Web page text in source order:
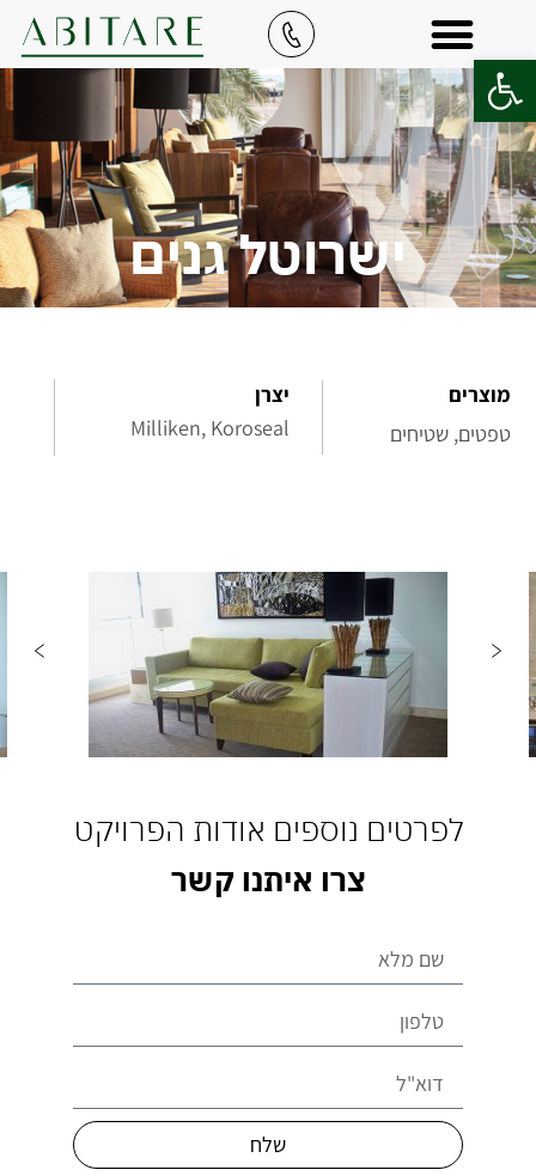
פתח סרגל נגישות
ישרוטל גנים
מוצרים
טפטים,שטיחים
יצרן
Milliken, Koroseal
לפרטים נוספים אודות הפרויקט
צרו איתנו קשר
שלח